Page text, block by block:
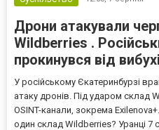
Дрони атакували
Wildberries .
прокинувся від
У російському Єкатеринбурзі
атаку дронів. Під ударом склад
OSINT-канали, зокрема
один склад Wildberries? Уранці 7